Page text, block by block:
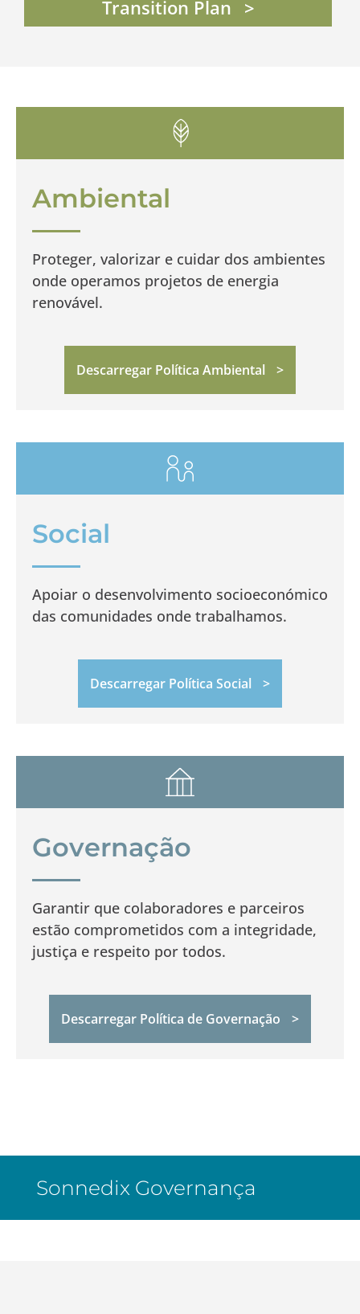
Transition Plan
Ambiental
Proteger, valorizar e cuidar dos ambientes
onde operamos projetos de energia
renovável.
Descarregar Política Ambiental
Social
Apoiar o desenvolvimento socioeconómico
das comunidades onde trabalhamos.
Descarregar Política Social
Governação
Garantir que colaboradores e parceiros
estão comprometidos com a integridade,
justiça e respeito por todos.
Descarregar Política de Governação
Sonnedix Governança